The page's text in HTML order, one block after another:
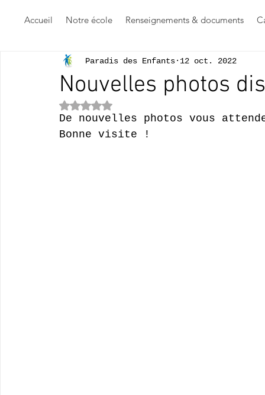
Accueil Notre école Renseignements & documents
Nouvelles photos
Paradis des Enfants 12 oct. 2022
Noté NaN étoiles sur 5.
De nouvelles photos vous
Bonne visite !